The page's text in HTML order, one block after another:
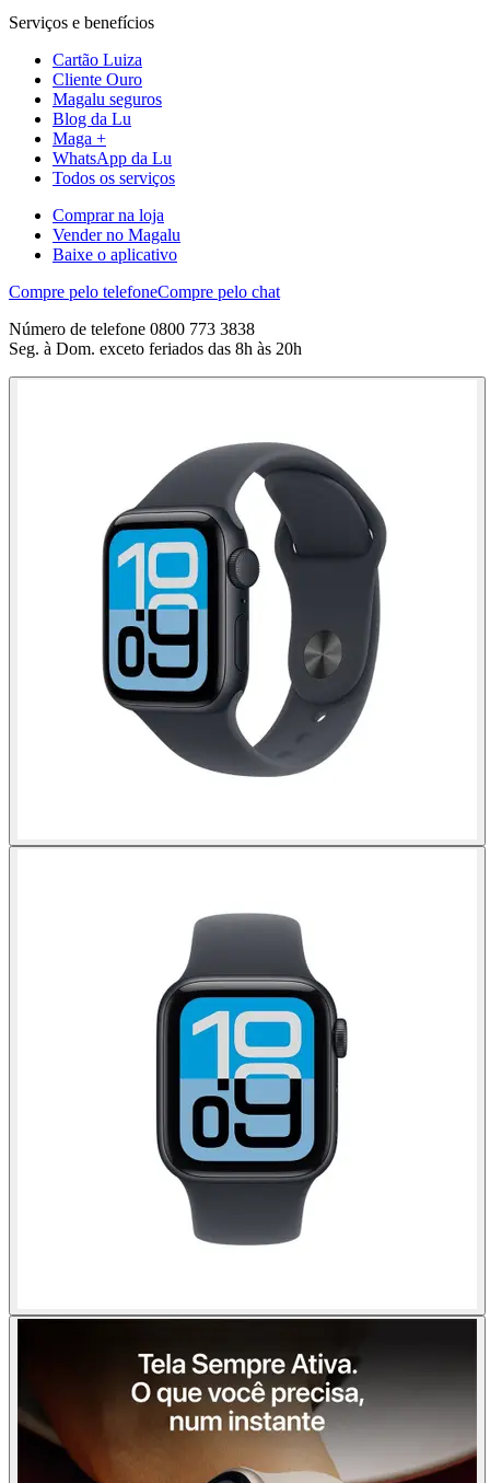
Serviços e benefícios
Cartão Luiza
Cliente Ouro
Magalu seguros
Blog da Lu
Maga +
WhatsApp da Lu
Todos os serviços
Comprar na loja
Vender no Magalu
Baixe o aplicativo
Compre pelo telefoneCompre pelo chat
Número de telefone 0800 773 3838
Seg. à Dom. exceto feriados das 8h às 20h